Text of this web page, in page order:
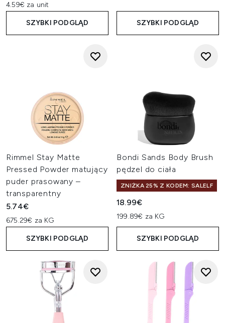
4.59€ za unit
SZYBKI PODGLĄD SZYBKI PODGLĄD
Rimmel Stay Matte
Pressed Powder matujący
puder prasowany –
transparentny
5.74€
675.29€ za KG
SZYBKI PODGLĄD
Bondi Sands Body Brush
pędzel do ciała
ZNIŻKA 25% Z KODEM: SALELF
18.99€
199.89€ za KG
SZYBKI PODGLĄD